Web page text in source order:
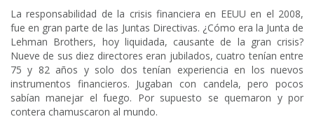
La responsabilidad de la crisis financiera en EEUU en el 2008,
fue en gran parte de las Juntas Directivas. ¿Cómo era la Junta de
Lehman Brothers, hoy liquidada, causante de la gran crisis?
Nueve de sus diez directores eran jubilados, cuatro tenían entre
75 y 82 años y solo dos tenían experiencia en los nuevos
instrumentos financieros. Jugaban con candela, pero pocos
sabían manejar el fuego. Por supuesto se quemaron y por
contera chamuscaron al mundo.